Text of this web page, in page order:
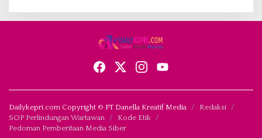
Dailykepri.com Copyright © PT Danella Kreatif Media
Redaksi
SOP Perlindungan Wartawan
Kode Etik
Pedoman Pemberitaan Media Siber